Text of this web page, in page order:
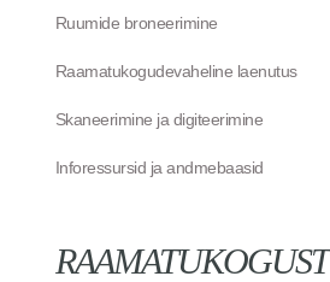
Ruumide broneerimine
Raamatukogudevaheline laenutus
Skaneerimine ja digiteerimine
Inforessursid ja andmebaasid
RAAMATUKOGUST